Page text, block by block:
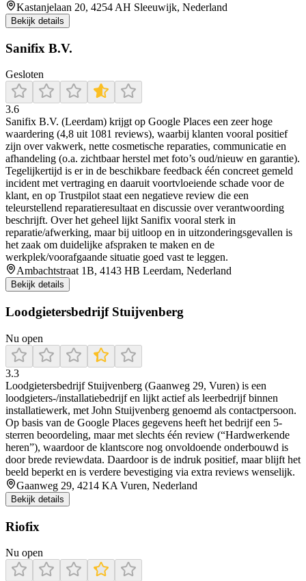
Kastanjelaan 20, 4254 AH Sleeuwijk, Nederland
Bekijk details
Sanifix B.V.
Gesloten
3.6
Sanifix B.V. (Leerdam) krijgt op Google Places een zeer hoge
waardering (4,8 uit 1081 reviews), waarbij klanten vooral positief
zijn over vakwerk, nette cosmetische reparaties, communicatie en
afhandeling (o.a. zichtbaar herstel met foto’s oud/nieuw en garantie).
Tegelijkertijd is er in de beschikbare feedback één concreet gemeld
incident met vertraging en daaruit voortvloeiende schade voor de
klant, en op Trustpilot staat een negatieve review die een
teleurstellend reparatieresultaat en discussie over verantwoording
beschrijft. Over het geheel lijkt Sanifix vooral sterk in
reparatie/afwerking, maar bij uitloop en in uitzonderingsgevallen is
het zaak om duidelijke afspraken te maken en de
werkplek/voorafgaande situatie goed vast te leggen.
Ambachtstraat 1B, 4143 HB Leerdam, Nederland
Bekijk details
Loodgietersbedrijf Stuijvenberg
Nu open
3.3
Loodgietersbedrijf Stuijvenberg (Gaanweg 29, Vuren) is een
loodgieters-/installatiebedrijf en lijkt actief als leerbedrijf binnen
installatiewerk, met John Stuijvenberg genoemd als contactpersoon.
Op basis van de Google Places gegevens heeft het bedrijf een 5-
sterren beoordeling, maar met slechts één review (“Hardwerkende
heren”), waardoor de klantscore nog onvoldoende onderbouwd is
door brede reviewdata. Daardoor is de indruk positief, maar blijft het
beeld beperkt en is verdere bevestiging via extra reviews wenselijk.
Gaanweg 29, 4214 KA Vuren, Nederland
Bekijk details
Riofix
Nu open